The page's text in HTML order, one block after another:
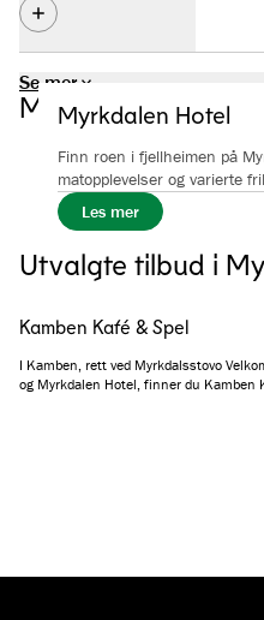
Hotel og skisenteret. Det 6
sonene er gratis.
Se mer
Myrkdalsstemning
Myrkdalen Hotel
Finn roen i fjellheimen på
matopplevelser og varierte
Les mer
Utvalgte tilbud i
Kamben Kafé & Spel
I Kamben, rett ved Myrkdalsstovo
og Myrkdalen Hotel, finner du Kamben